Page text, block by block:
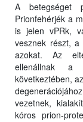
A betegséget
Prionfehérjék a
is jelen vPRk,
vesznek részt, a
azokat. Az
ellenállnak a
következtében,
vezetnek,
kóros prion-